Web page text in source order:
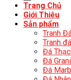
Trang Chủ
Giới Thiệu
Sản phẩm
Tranh
Tranh
Đá
Đá
Đá